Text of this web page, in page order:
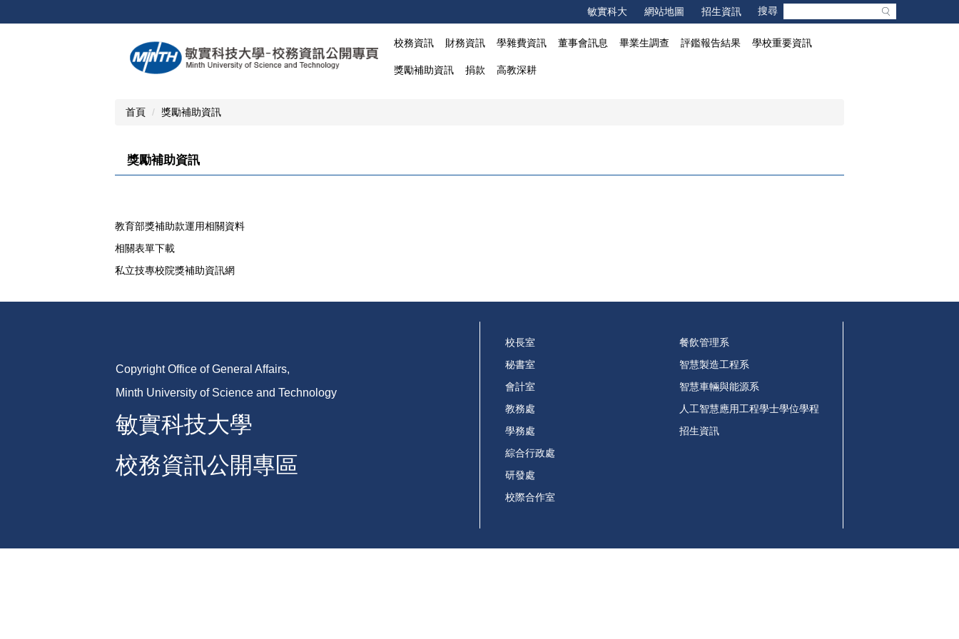
到
敏實科大 網站地圖 招生資訊
校務資訊 財務資訊 學雜費資訊 董事會訊息 畢業生調查 評鑑報告結果 學校重要資訊
獎勵補助資訊 捐款 高教深耕
首頁 獎勵補助資訊
獎勵補助資訊
教育部獎補助款運用相關資料
相關表單下載
私立技專校院獎補助資訊網
Copyright Office of General Affairs,
Minth University of Science and Technology
敏實科技大學
校務資訊公開專區
校長室
秘書室
會計室
教務處
學務處
綜合行政處
研發處
校際合作室
餐飲管理系
智慧製造工程系
智慧車輛與能源系
人工智慧應用工程學士學位學程
招生資訊